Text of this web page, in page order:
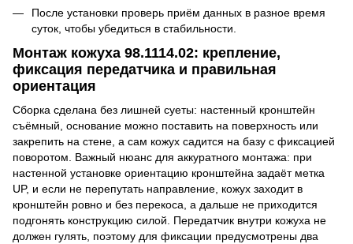
После установки проверь приём данных в разное время
суток, чтобы убедиться в стабильности.
Монтаж кожуха 98.1114.02: крепление,
фиксация передатчика и правильная
ориентация
Сборка сделана без лишней суеты: настенный кронштейн
съёмный, основание можно поставить на поверхность или
закрепить на стене, а сам кожух садится на базу с фиксацией
поворотом. Важный нюанс для аккуратного монтажа: при
настенной установке ориентацию кронштейна задаёт метка
UP, и если не перепутать направление, кожух заходит в
кронштейн ровно и без перекоса, а дальше не приходится
подгонять конструкцию силой. Передатчик внутри кожуха не
должен гулять, поэтому для фиксации предусмотрены два